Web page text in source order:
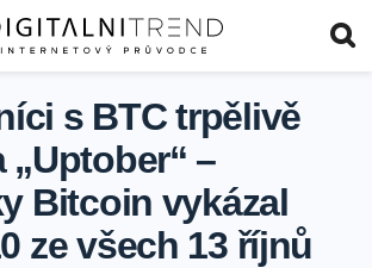
s BTC trpělivě
„Uptober“ –
Bitcoin vykázal
ze všech 13 říjnů